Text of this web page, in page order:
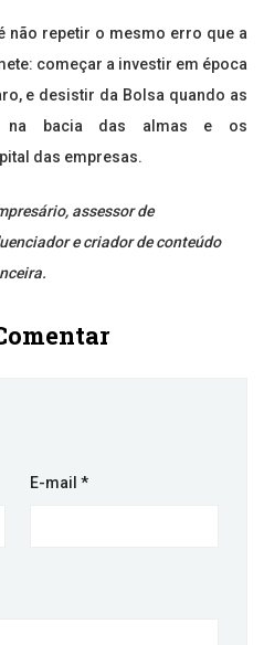
não repetir o mesmo erro que a
começar a investir em época
e desistir da Bolsa quando as
na bacia das almas e os
das empresas.
assessor de
e criador de conteúdo
E-mail *